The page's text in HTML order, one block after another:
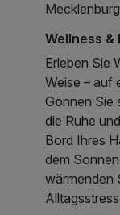
Wellness &
Erleben Sie
Weise – auf
Gönnen Sie
die Ruhe
Bord Ihres
dem
wärmenden